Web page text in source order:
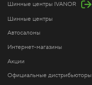
Шинные центры IVANOR
Шинные центры
Автосалоны
Интернет-магазины
Акции
Официальные дистрибьюторы